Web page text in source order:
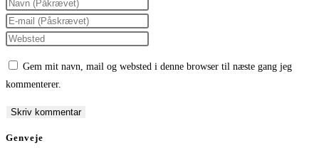
Enter
your
name
comment
Enter
your
comment
Enter
(optional)
Gem mit navn, mail og websted i denne browser til næste gang jeg
kommenterer.
Genveje